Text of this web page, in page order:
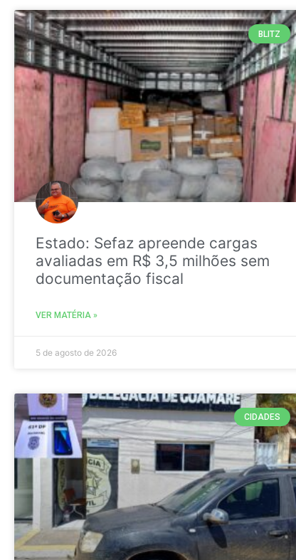
BLITZ
Estado: Sefaz apreende cargas
avaliadas em R$ 3,5 milhões sem
documentação fiscal
VER MATÉRIA »
5 de agosto de 2026
CIDADES